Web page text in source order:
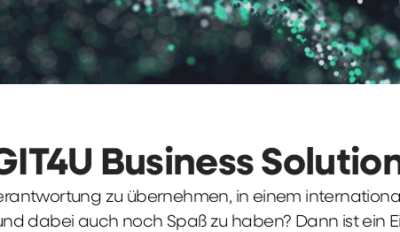
Business
zu übernehmen, in einem
dabei auch noch Spaß zu haben? Dann ist ein